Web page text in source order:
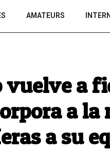
AMATEURS
vuelve a
a la
a su